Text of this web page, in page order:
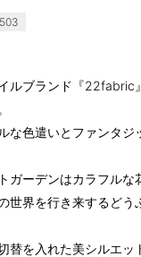
ルブランド『22fabric
な色遣いとファンタジ
ガーデンはカラフル
世界を行き来するどう
替を入れた美シルエッ